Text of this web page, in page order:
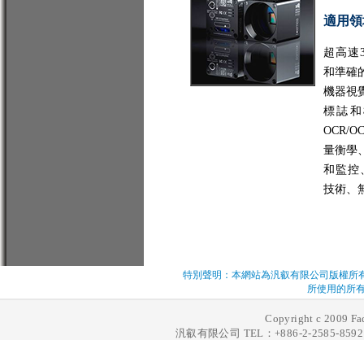
適用
超高速
和準確
機器視
標誌
OCR/
量衡學
和監控
技術、
特別聲明：本網站為汎叡有限公司版權
所使用的所
Copyright c 2009
汎叡有限公司 TEL：+886-2-2585-